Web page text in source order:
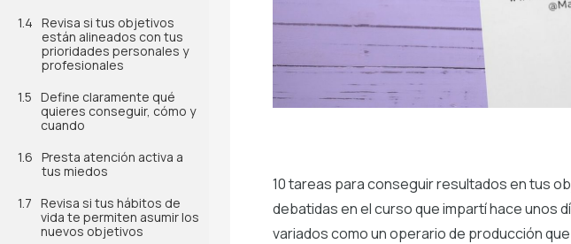
Revisa si tus objetivos
están alineados con tus
prioridades personales y
profesionales
Define claramente qué
quieres conseguir, cómo y
cuando
Presta atención activa a
tus miedos
Revisa si tus hábitos de
vida te permiten asumir los
nuevos objetivos
10 tareas para conseguir resultados en tus
debatidas en el curso que impartí hace unos
variados como un operario de producción